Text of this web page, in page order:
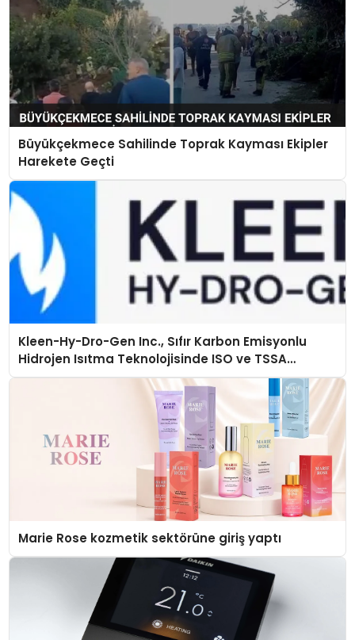
Büyükçekmece Sahilinde Toprak Kayması Ekipler
Harekete Geçti
Kleen-Hy-Dro-Gen Inc., Sıfır Karbon Emisyonlu
Hidrojen Isıtma Teknolojisinde ISO ve TSSA
Düzenleyici Onaylarını Aldı
Marie Rose kozmetik sektörüne giriş yaptı